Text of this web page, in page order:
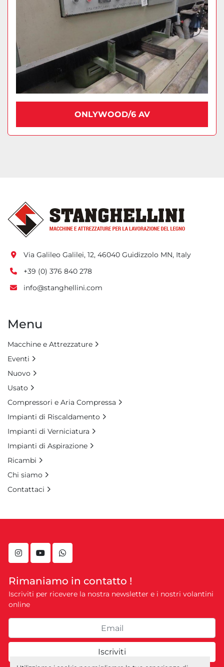
ONLYWOOD/6 AV
instagramyoutubewhatsapp
Rimaniamo in contatto !
Iscriviti per ricevere la nostra newsletter e i nostri volantini
online
Iscriviti
Via Galileo Galilei, 12, 46040 Guidizzolo MN, Italy
+39 (0) 376 840 278
info@stanghellini.com
Menu
Macchine e Attrezzature
Eventi
Nuovo
Usato
Compressori e Aria Compressa
Impianti di Riscaldamento
Impianti di Verniciatura
Impianti di Aspirazione
Ricambi
Chi siamo
Contattaci